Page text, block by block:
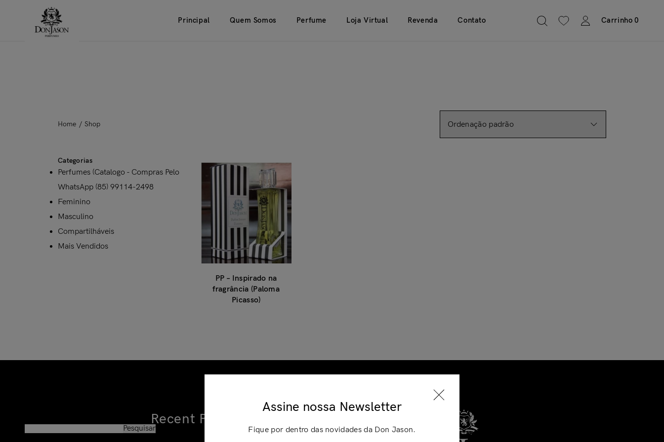
Principal Quem Somos Perfume Loja Virtual Revenda Contato Carrinho 0
Home / Shop
Categorias
Perfumes (Catalogo - Compras Pelo
WhatsApp (85) 99114-2498
Feminino
Masculino
Compartilháveis
Mais Vendidos
PP – Inspirado na
fragrância (Paloma
Picasso)
Pesquisar
Recent Posts
Assine nossa Newsletter
Fique por dentro das novidades da Don Jason.
×